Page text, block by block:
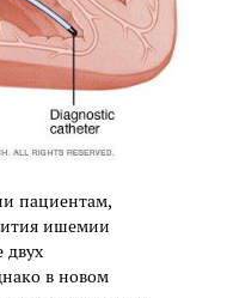
пациентам,
ишемии
двух
в новом